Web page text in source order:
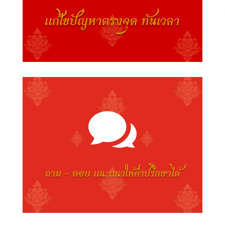
แก้ไขปัญหาตรงจุด ทันเวลา

ถาม - ตอบ แนะแนวให้คำปรึกษาได้